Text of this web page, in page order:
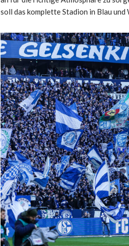
soll das komplette Stadion in Blau